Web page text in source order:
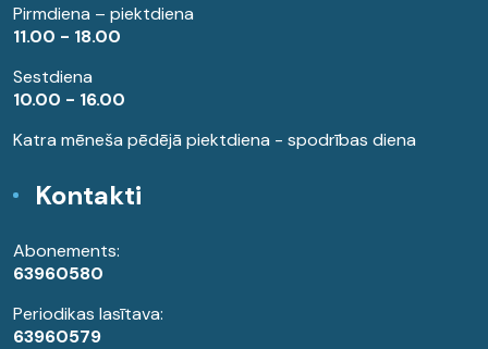
Pirmdiena – piektdiena
11.00 - 18.00
Sestdiena
10.00 - 16.00
Katra mēneša pēdējā piektdiena - spodrības diena
Kontakti
Abonements:
63960580
Periodikas lasītava:
63960579